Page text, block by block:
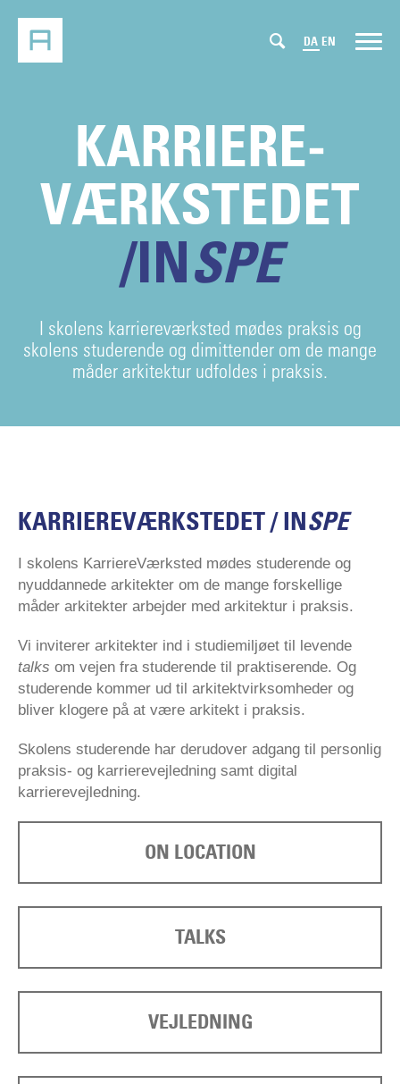
DA EN
KARRIERE­
VÆRK­STEDET
/INSPE
I skolens karriereværksted mødes praksis og
skolens studerende og dimittender om de mange
måder arkitektur udfoldes i praksis.
KARRIEREVÆRKSTEDET / INSPE
I skolens KarriereVærksted mødes studerende og
nyuddannede arkitekter om de mange forskellige
måder arkitekter arbejder med arkitektur i praksis.
Vi inviterer arkitekter ind i studiemiljøet til levende
talks om vejen fra studerende til praktiserende. Og
studerende kommer ud til arkitektvirksomheder og
bliver klogere på at være arkitekt i praksis.
Skolens studerende har derudover adgang til personlig
praksis- og karrierevejledning samt digital
karrierevejledning.
ON LOCATION
TALKS
VEJLEDNING